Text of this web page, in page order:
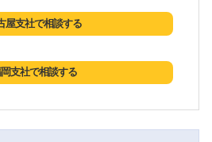
屋支社で相談する
支社で相談する